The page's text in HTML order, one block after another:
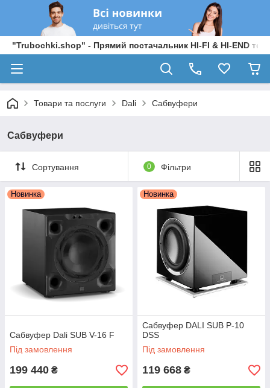
"Trubochki.shop" - Прямий постачальник HI-FI & HI-END
Товари та послуги Dali Сабвуфери
Сабвуфери
Сортування 0 Фільтри
Новинка
Сабвуфер Dali SUB V-16 F
Під замовлення
199 440 ₴
Новинка
Сабвуфер DALI SUB P-10
DSS
Під замовлення
119 668 ₴